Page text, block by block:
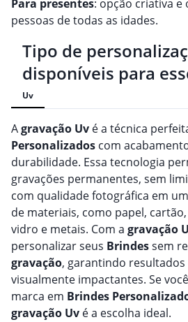
Para presentes: opção criativa
pessoas de todas as idades.
Tipo de
disponíveis para
Uv
Agravação Uv é a técnica
Personalizados com
durabilidade. Essa tecnologia
gravações permanentes, sem
com qualidade fotográfica em
de materiais, como papel,
vidro e metais. Com a gravação
personalizar seus Brindessem
gravação, garantindo resultados
visualmente impactantes. Se
marca em Brindes
gravação Uv é a escolha ideal.